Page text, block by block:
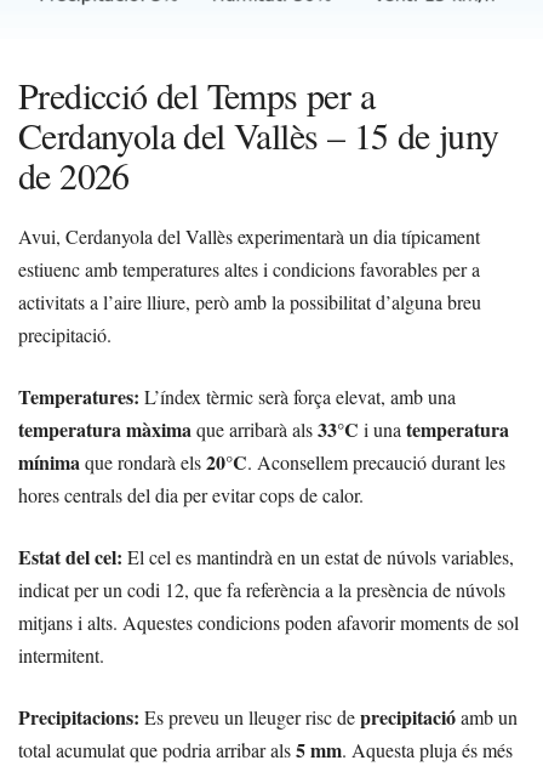
Predicció del Temps per a
Cerdanyola del Vallès – 15 de juny
de 2026
Avui, Cerdanyola del Vallès experimentarà un dia típicament
estiuenc amb temperatures altes i condicions favorables per a
activitats a l’aire lliure, però amb la possibilitat d’alguna breu
precipitació.
Temperatures: L’índex tèrmic serà força elevat, amb una
temperatura màximaque arribarà als33°C i unatemperatura
mínimaque rondarà els20°C. Aconsellem precaució durant les
hores centrals del dia per evitar cops de calor.
Estat del cel: El cel es mantindrà en un estat de núvols variables,
indicat per un codi 12, que fa referència a la presència de núvols
mitjans i alts. Aquestes condicions poden afavorir moments de sol
intermitent.
Precipitacions: Es preveu un lleuger risc deprecipitacióamb un
total acumulat que podria arribar als5 mm. Aquesta pluja és més